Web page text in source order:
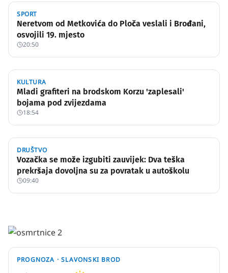
SPORT
Neretvom od Metkovića do Ploča veslali i Brođani,
osvojili 19. mjesto
20:50
KULTURA
Mladi grafiteri na brodskom Korzu 'zaplesali'
bojama pod zvijezdama
18:54
DRUŠTVO
Vozačka se može izgubiti zauvijek: Dva teška
prekršaja dovoljna su za povratak u autoškolu
09:40
PROGNOZA ·SLAVONSKI BROD